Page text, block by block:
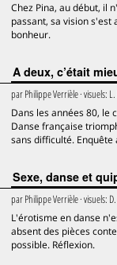
Chez Pina, au début, il
passant, sa vision s'est
bonheur.
A deux, c’était
parPhilippe Verrièle· visuels:
Dans les années 80, le
Danse française
sans difficulté.
Sexe, danse et
parPhilippe Verrièle· visuels:
L'érotisme en danse
absent des pièces
possible. Réflexion.